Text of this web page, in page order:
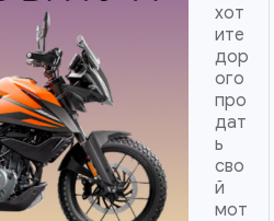
хот
ите
дор
ого
про
дат
ь
сво
й
мот